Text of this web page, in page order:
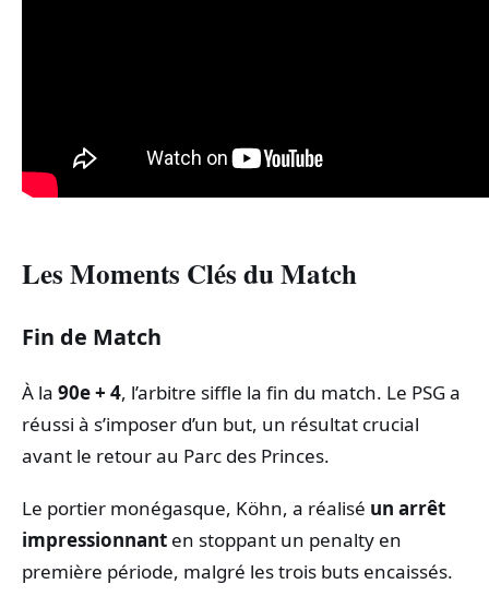
Les Moments Clés du Match
Fin de Match
À la 90e + 4, l’arbitre siffle la fin du match. Le PSG a
réussi à s’imposer d’un but, un résultat crucial
avant le retour au Parc des Princes.
Le portier monégasque, Köhn, a réalisé un arrêt
impressionnant en stoppant un penalty en
première période, malgré les trois buts encaissés.